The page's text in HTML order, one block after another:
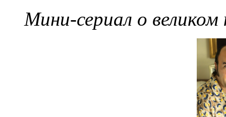
Мини-сериал о великом